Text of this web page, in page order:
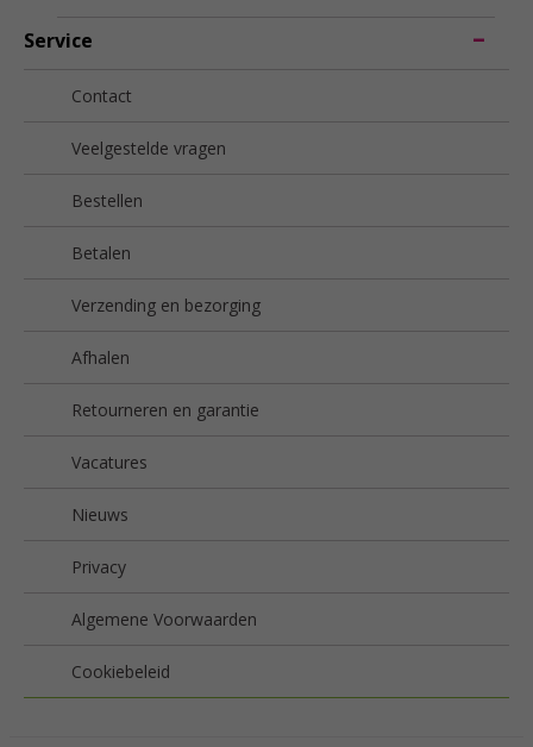
Service
Contact
Veelgestelde vragen
Bestellen
Betalen
Verzending en bezorging
Afhalen
Retourneren en garantie
Vacatures
Nieuws
Privacy
Algemene Voorwaarden
Cookiebeleid